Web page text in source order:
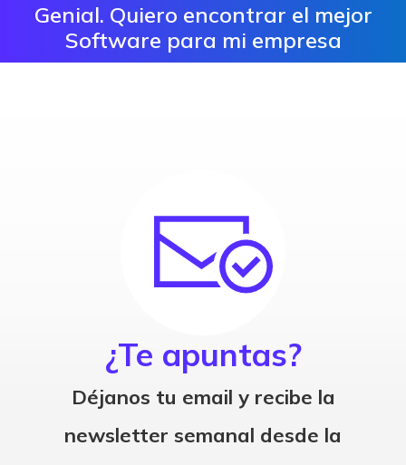
Genial. Quiero encontrar el mejor
Software para mi empresa
¿Te apuntas?
Déjanos tu email y recibe la
newsletter semanal desde la